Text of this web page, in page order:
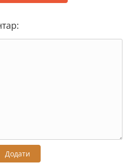
Додати